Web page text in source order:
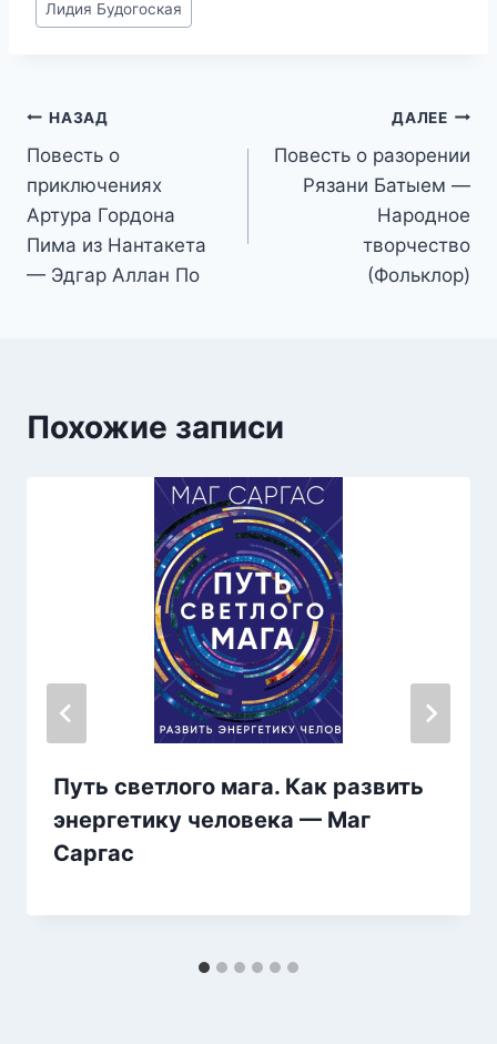
записи:
Лидия Будогоская
Навигация
по
записям
НАЗАД
Повесть о
приключениях
Артура Гордона
Пима из Нантакета
— Эдгар Аллан По
ДАЛЕЕ
Повесть о разорении
Рязани Батыем —
Народное
творчество
(Фольклор)
Похожие записи
Путь светлого мага. Как развить
энергетику человека — Маг
Саргас